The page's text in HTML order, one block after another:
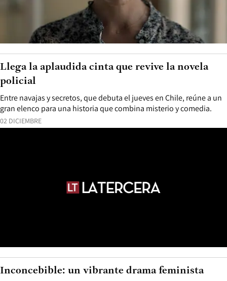
02 DICIEMBRE
Entre navajas y secretos, que debuta el jueves en Chile, reúne a un
gran elenco para una historia que combina misterio y comedia.
Llega la aplaudida cinta que revive la novela
policial
Inconcebible: un vibrante drama feminista